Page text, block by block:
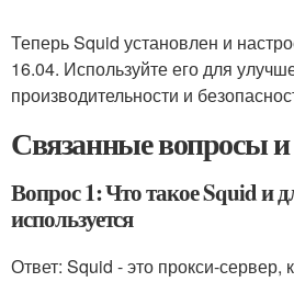
Теперь Squid установлен и
16.04. Используйте его для
производительности и
Связанные вопросы
Вопрос 1: Что такое Squid и
используется
Ответ: Squid - это прокси-сервер,